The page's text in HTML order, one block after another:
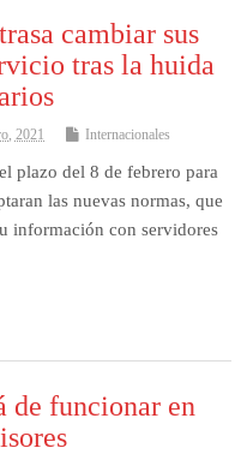
cambiar sus
tras la huida
2021 Internacionales
plazo del 8 de febrero para
las nuevas normas, que
información con servidores
de funcionar en